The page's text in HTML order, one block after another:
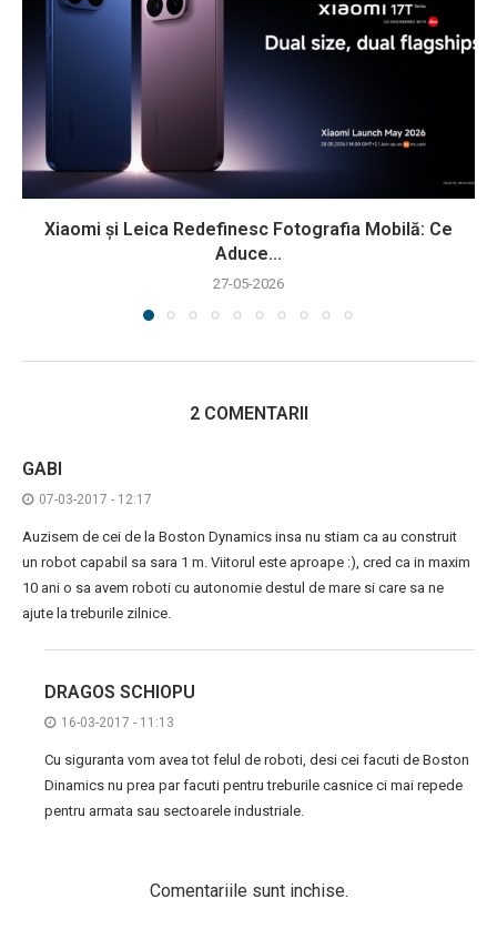
Xiaomi și Leica Redefinesc Fotografia Mobilă: Ce
Aduce...
27-05-2026
2 COMENTARII
GABI
07-03-2017 - 12:17
Auzisem de cei de la Boston Dynamics insa nu stiam ca au construit
un robot capabil sa sara 1 m. Viitorul este aproape :), cred ca in maxim
10 ani o sa avem roboti cu autonomie destul de mare si care sa ne
ajute la treburile zilnice.
DRAGOS SCHIOPU
16-03-2017 - 11:13
Cu siguranta vom avea tot felul de roboti, desi cei facuti de Boston
Dinamics nu prea par facuti pentru treburile casnice ci mai repede
pentru armata sau sectoarele industriale.
Comentariile sunt inchise.